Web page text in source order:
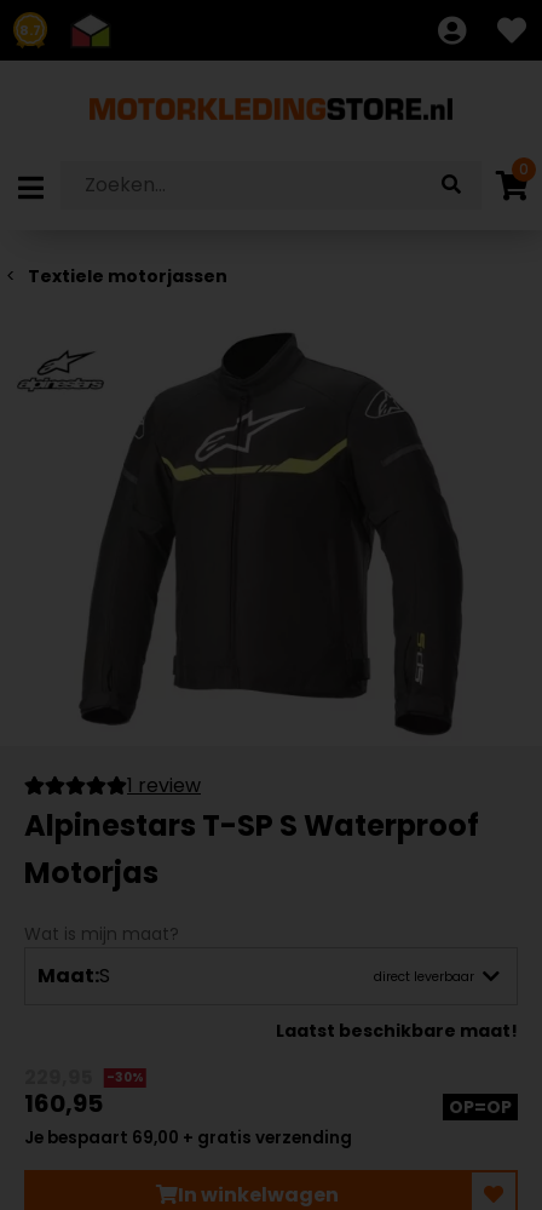
8.7
0
Textiele motorjassen
1 review
Alpinestars T-SP S Waterproof
Motorjas
Wat is mijn maat?
Maat:S direct leverbaar
Laatst beschikbare maat!
-30%
160,95
Je bespaart 69,00 + gratis verzending
OP=OP
In winkelwagen